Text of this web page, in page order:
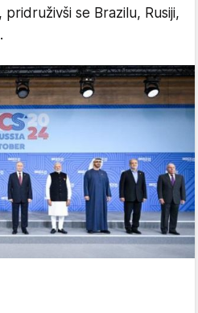
pridruživši se Brazilu, Rusiji,